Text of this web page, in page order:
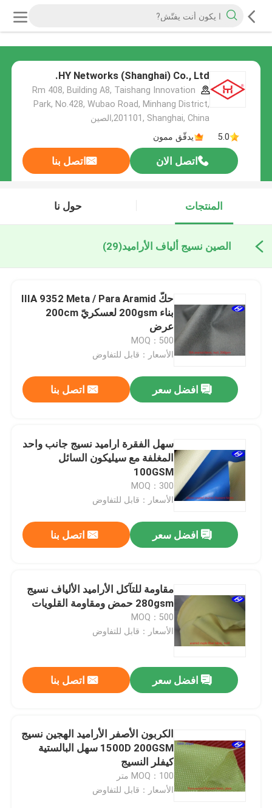
HY Networks (Shanghai) Co., Ltd.
Rm 408, Building A8, Taishang Innovation
Park, No.428, Wubao Road, Minhang District,
201101, Shanghai, China,الصين
5.0
يدقّق ممون
اتصل الان اتصل بنا
المنتجات حول نا
الصين نسيج ألياف الأراميد(29)
حكّ IIIA 9352 Meta / Para Aramid
بناء 200gsm لعسكريّ 200cm
عرض
MOQ：500
الأسعار：قابل للتفاوض
افضل سعر اتصل بنا
سهل الفقرة اراميد نسيج جانب واحد
المغلفة مع سيليكون السائل
100GSM
MOQ：300
الأسعار：قابل للتفاوض
افضل سعر اتصل بنا
مقاومة للتآكل الأراميد الألياف نسيج
280gsm حمض ومقاومة القلويات
MOQ：500
الأسعار：قابل للتفاوض
افضل سعر اتصل بنا
الكربون الأصفر الأراميد الهجين نسيج
1500D 200GSM سهل البالستية
كيفلر النسيج
MOQ：100 متر
الأسعار：قابل للتفاوض